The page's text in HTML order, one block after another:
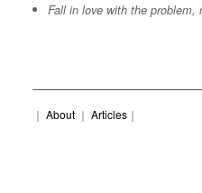
Fall in love with the problem,
｜ About｜ Articles｜